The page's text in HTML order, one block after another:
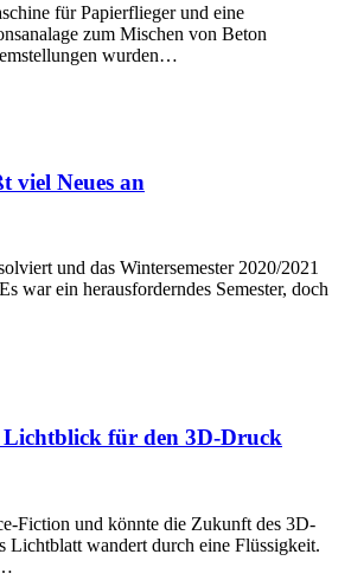
für Papierflieger und eine
zum Mischen von Beton
wurden…
viel Neues an
und das Wintersemester 2020/2021
war ein herausforderndes Semester, doch
für den 3D-Druck
Fiction und könnte die Zukunft des 3D-
Lichtblatt wandert durch eine Flüssigkeit.